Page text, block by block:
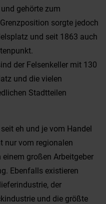
gehörte zum
sorgte jedoch
und seit 1863 auch
der Felsenkeller mit 130
und die vielen
Stadtteilen
eh und je vom Handel
nur vom regionalen
großen Arbeitgeber
Ebenfalls existieren
der
und die größte